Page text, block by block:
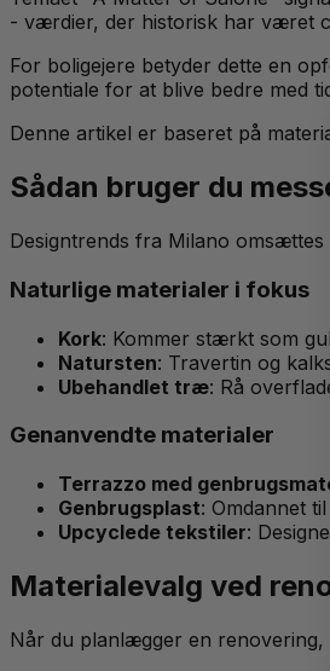
- værdier, der historisk har været
For boligejere betyder dette en
potentiale for at blive bedre med
Denne artikel er baseret på
Sådan bruger du
Designtrends fra Milano
Naturlige materialer i fokus
Kork: Kommer stærkt som
Natursten: Travertin og
Ubehandlet træ: Rå
Genanvendte materialer
Terrazzo med
Genbrugsplast: Omdannet
Upcyclede tekstiler:
Materialevalg ved
Når du planlægger en renovering,